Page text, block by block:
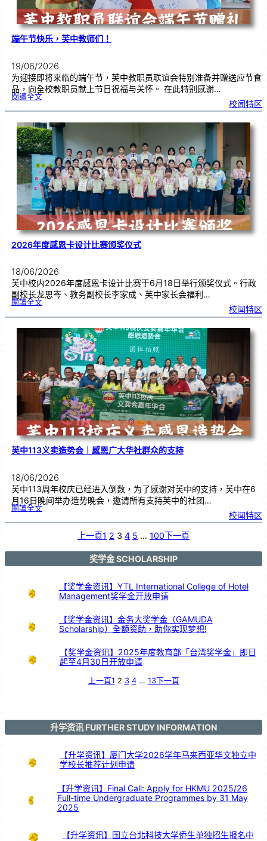
端午节快乐，芙中教师们！
19/06/2026
为迎接即将来临的端午节，芙中教职员联谊会特别准备并赠送应节食
品，向全校教职员献上节日祝福与关怀。 在此特别感谢…
閱讀全文:端
快
，
芙
中
教
师
们
！
校闻特区
2026年度感恩卡设计比赛颁奖仪式
18/06/2026
芙中校内2026年度感恩卡设计比赛于6月18日举行颁奖仪式。行政
副校长龙思岑、教务副校长李家成、芙中家长会福利…
閱讀全文:2
6
度
感
卡
仪
式
校闻特区
芙中113义卖造势会｜感恩广大华社群众的支持
18/06/2026
芙中113周年校庆已经进入倒数，为了感谢对芙中的支持，芙中在6
月16日晚间举办造势晚会，邀请所有支持芙中的社团…
閱讀全文:芙
1
｜
广
校闻特区
上一頁1 2 3 4 5 … 100下一頁
奖学金 SCHOLARSHIP
【奖学金资讯】YTL International College of Hotel
Management奖学金开放申请
【奖学金资讯】金务大奖学金（GAMUDA
Scholarship）全额资助，助你实现梦想!
【奖学金资讯】2025年度教育部「台湾奖学金」即日
起至4月30日开放申请
上一頁1 2 3 4 … 13下一頁
升学资讯 FURTHER STUDY INFORMATION
【升学资讯】厦门大学2026学年马来西亚华文独立中
学校长推荐计划申请
【升学资讯】Final Call: Apply for HKMU 2025/26
Full-time Undergraduate Programmes by 31 May
2025
【升学资讯】国立台北科技大学侨生单独招生报名中